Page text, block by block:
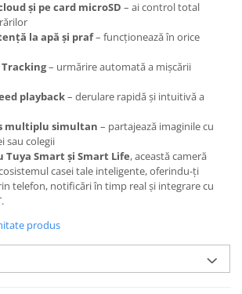
și pe card microSD – ai control total
la apă și praf– funcționează în orice
– urmărire automată a mișcării
playback– derulare rapidă și intuitivă a
multiplu simultan – partajează imaginile cu
sau colegii
Tuya Smart și Smart Life, această cameră
casei tale inteligente, oferindu-ți
telefon, notificări în timp real și integrare cu
produs